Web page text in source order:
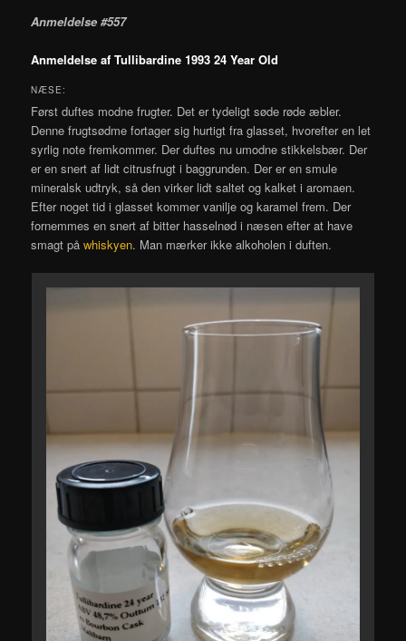
Anmeldelse #557
Anmeldelse af Tullibardine 1993 24 Year Old
NÆSE:
Først duftes modne frugter. Det er tydeligt søde røde æbler.
Denne frugtsødme fortager sig hurtigt fra glasset, hvorefter en let
syrlig note fremkommer. Der duftes nu umodne stikkelsbær. Der
er en snert af lidt citrusfrugt i baggrunden. Der er en smule
mineralsk udtryk, så den virker lidt saltet og kalket i aromaen.
Efter noget tid i glasset kommer vanilje og karamel frem. Der
fornemmes en snert af bitter hasselnød i næsen efter at have
smagt påwhiskyen. Man mærker ikke alkoholen i duften.